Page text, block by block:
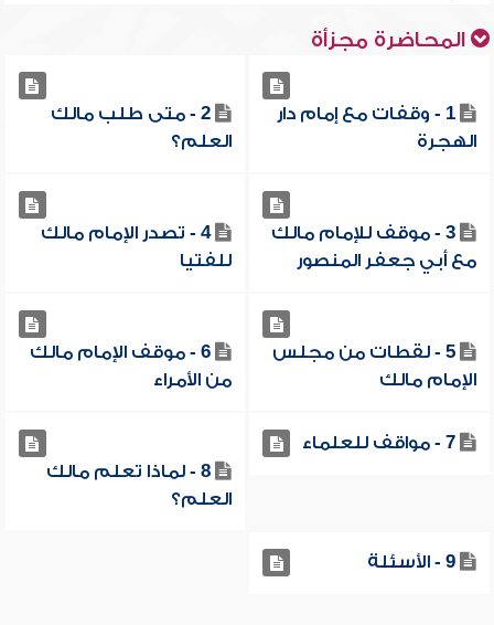
المحاضرة مجزأة
1 - وقفات مع إمام دار
الهجرة
2 - متى طلب مالك
العلم؟
3 - موقف للإمام مالك
مع أبي جعفر المنصور
4 - تصدر الإمام مالك
للفتيا
5 - لقطات من مجلس
الإمام مالك
6 - موقف الإمام مالك
من الأمراء
7 - مواقف للعلماء
8 - لماذا تعلم مالك
العلم؟
9 - الأسئلة